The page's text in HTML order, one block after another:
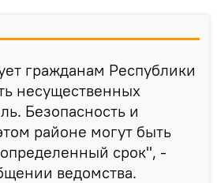
гражданам Республики
несущественных
Безопасность и
районе могут быть
срок", -
ведомства.